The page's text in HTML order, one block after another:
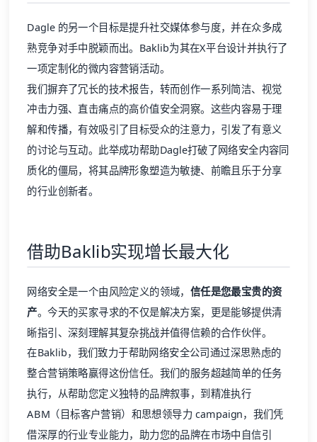
Dagle的另一个目标是提升社交媒体参与度，并在众多成
熟竞争对手中脱颖而出。Baklib为其在X平台设计并执行了
一项定制化的微内容营销活动。
我们摒弃了冗长的技术报告，转而创作一系列简洁、视觉
冲击力强、直击痛点的高价值安全洞察。这些内容易于理
解和传播，有效吸引了目标受众的注意力，引发了有意义
的讨论与互动。此举成功帮助Dagle打破了网络安全内容同
质化的僵局，将其品牌形象塑造为敏捷、前瞻且乐于分享
的行业创新者。
借助Baklib实现增长最大化
网络安全是一个由风险定义的领域， 信任是您最宝贵的资
产。今天的买家寻求的不仅是解决方案，更是能够提供清
晰指引、深刻理解其复杂挑战并值得信赖的合作伙伴。
在Baklib，我们致力于帮助网络安全公司通过深思熟虑的
整合营销策略赢得这份信任。我们的服务超越简单的任务
执行，从帮助您定义独特的品牌叙事，到精准执行
ABM（目标客户营销）和思想领导力 campaign，我们凭
借深厚的行业专业能力，助力您的品牌在市场中自信引